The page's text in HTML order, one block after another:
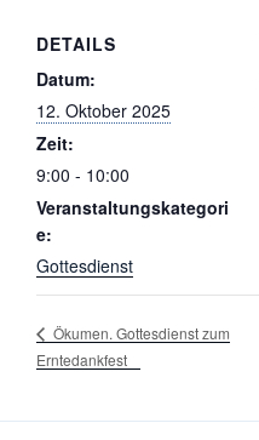
DETAILS
Datum:
12. Oktober 2025
Zeit:
9:00 - 10:00
Veranstaltungskategori
e:
Gottesdienst
Ökumen. Gottesdienst zum
Erntedankfest